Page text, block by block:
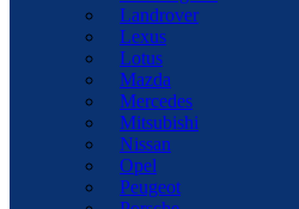
Landrover
Lexus
Lotus
Mazda
Mercedes
Mitsubishi
Nissan
Opel
Peugeot